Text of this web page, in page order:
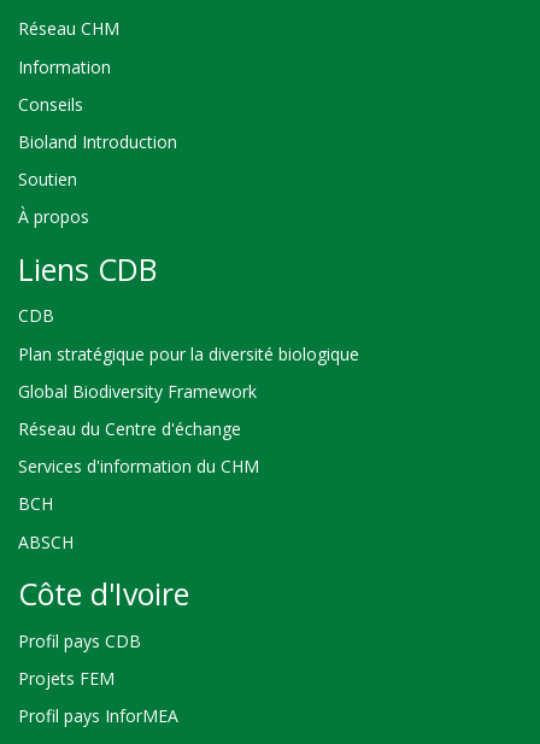
Réseau CHM
Information
Conseils
Bioland Introduction
Soutien
À propos
Liens CDB
CDB
Plan stratégique pour la diversité biologique
Global Biodiversity Framework
Réseau du Centre d'échange
Services d'information du CHM
BCH
ABSCH
Côte d'Ivoire
Profil pays CDB
Projets FEM
Profil pays InforMEA